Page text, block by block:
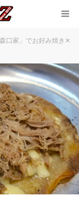
口家」でお好み焼き✕